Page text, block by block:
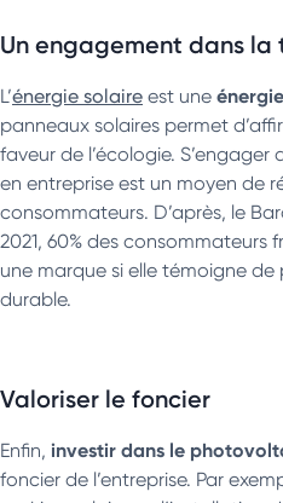
Un engagement dans
L’énergie solaire est une
panneaux solaires permet
faveur de l’écologie.
en entreprise est un moyen de
consommateurs. D’après, le
2021, 60% des consommateurs
une marque si elle témoigne
durable.
Valoriser le foncier
Enfin, investir dans le
foncier de l’entreprise. Par